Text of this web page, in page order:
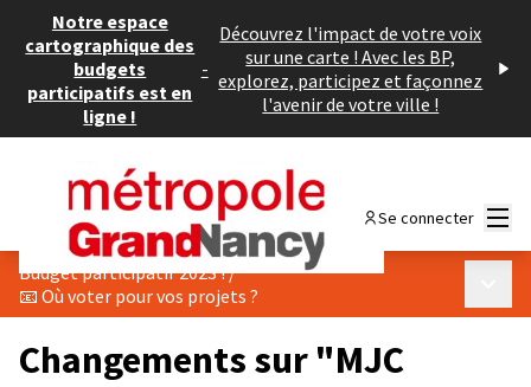
Notre espace
cartographique des
budgets
participatifs est en
ligne !
-
Découvrez l'impact de votre voix
sur une carte ! Avec les BP,
explorez, participez et façonnez
l'avenir de votre ville !
Se connecter
Budget participatif 2023 !/
📧 Où voter pour vos projets ?
Changements sur "MJC